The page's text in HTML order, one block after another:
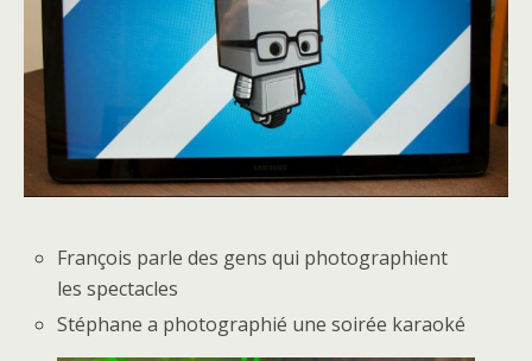
François parle des gens qui photographient
les spectacles
Stéphane a photographié une soirée karaoké